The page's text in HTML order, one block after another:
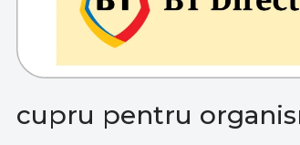
cupru pentru